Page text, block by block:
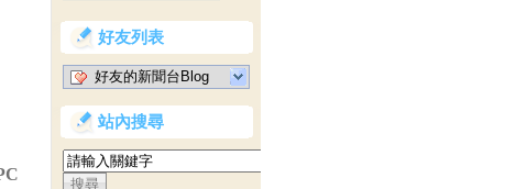
好友列表
好友的新聞台Blog
站內搜尋